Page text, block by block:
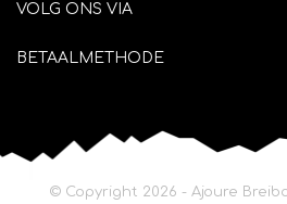
VOLG ONS VIA
BETAALMETHODE
© Copyright 2026 - Ajoure